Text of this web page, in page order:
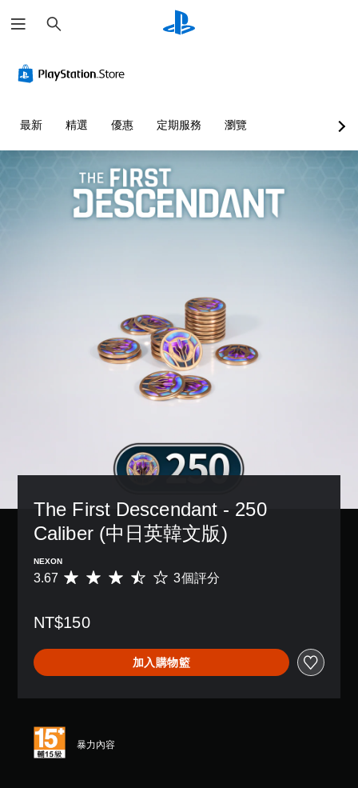
尋
最新 精選 優惠 定期服務 瀏覽
The First Descendant - 250
Caliber (中日英韓文版)
NEXON
平
分
3
.
（
滿
3.67 3個評分
NT$150
加入購物籃
暴力內容